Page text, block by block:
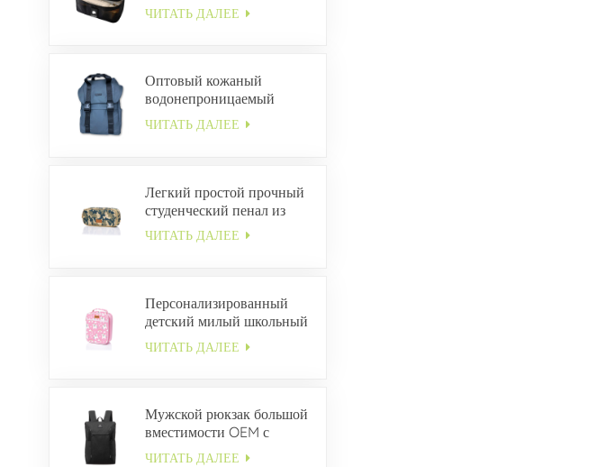
ЧИТАТЬ ДАЛЕЕ
Оптовый кожаный
водонепроницаемый
рюкзак с пряжкой
ЧИТАТЬ ДАЛЕЕ
Легкий простой прочный
студенческий пенал из
холста ODM
ЧИТАТЬ ДАЛЕЕ
Персонализированный
детский милый школьный
ланч-бокс
ЧИТАТЬ ДАЛЕЕ
Мужской рюкзак большой
вместимости OEM с
несколькими карманами
ЧИТАТЬ ДАЛЕЕ